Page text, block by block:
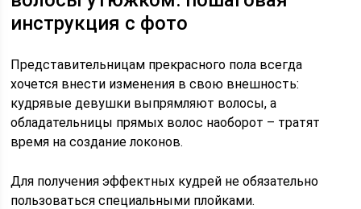
инструкция с фото
Представительницам прекрасного пола всегда
хочется внести изменения в свою внешность:
кудрявые девушки выпрямляют волосы, а
обладательницы прямых волос наоборот – тратят
время на создание локонов.
Для получения эффектных кудрей не обязательно
пользоваться специальными плойками.